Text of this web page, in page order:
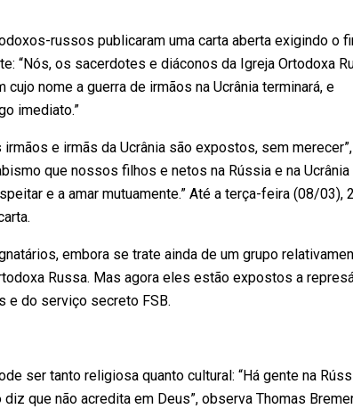
russos publicaram uma carta aberta exigindo o
“Nós, os sacerdotes e diáconos da Igreja Ortodoxa
nome a guerra de irmãos na Ucrânia terminará, e
imediato.”
e irmãs da Ucrânia são expostos, sem
que nossos filhos e netos na Rússia e na
e a amar mutuamente.” Até a terça-feira (08/03),
embora se trate ainda de um grupo
Russa. Mas agora eles estão expostos a
e do serviço secreto FSB.
ser tanto religiosa quanto cultural: “Há gente na
que não acredita em Deus”, observa Thomas